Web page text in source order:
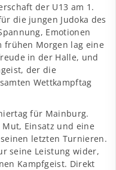
der U13 am 1.
die jungen Judoka des
Emotionen
frühen Morgen lag eine
in der Halle, und
der die
Wettkampftag
für Mainburg.
Einsatz und eine
letzten Turnieren.
seine Leistung wider,
Kampfgeist. Direkt